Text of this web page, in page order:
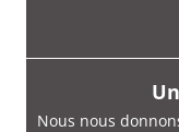
Nous nous